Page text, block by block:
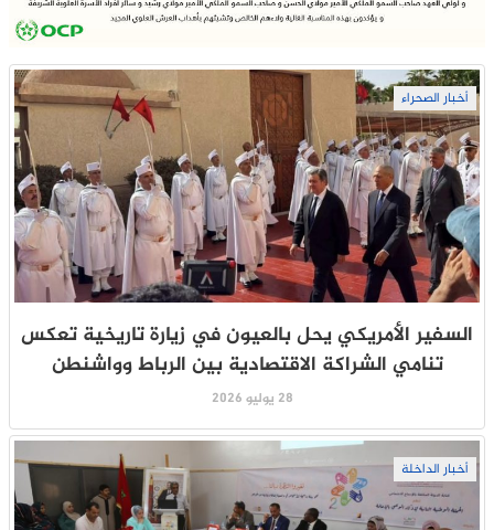
أخبار الصحراء
السفير الأمريكي يحل بالعيون في زيارة تاريخية تعكس
تنامي الشراكة الاقتصادية بين الرباط وواشنطن
28 يوليو 2026
أخبار الداخلة